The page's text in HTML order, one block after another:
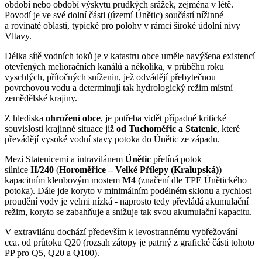
období nebo období výskytu prudkých srážek, zejména v létě.
Povodí je ve své dolní části (území Únětic) součástí nížinné
a rovinaté oblasti, typické pro polohy v rámci široké údolní nivy
Vltavy.
Délka sítě vodních toků je v katastru obce uměle navýšena existencí
otevřených melioračních kanálů a několika, v průběhu roku
vyschlých, přítočných sníženin, jež odvádějí přebytečnou
povrchovou vodu a determinují tak hydrologický režim místní
zemědělské krajiny.
Z hlediska ohrožení obce, je potřeba vidět případné kritické
souvislosti krajinné situace již od Tuchoměřic a Statenic, které
převádějí vysoké vodní stavy potoka do Únětic ze západu.
Mezi Statenicemi a intravilánem Únětic přetíná potok
silnice II/240 (Horoměřice – Velké Přílepy (Kralupská))
kapacitním klenbovým mostem M4 (značení dle TPE Únětického
potoka). Dále jde koryto v minimálním podélném sklonu a rychlost
proudění vody je velmi nízká - naprosto tedy převládá akumulační
režim, koryto se zabahňuje a snižuje tak svou akumulační kapacitu.
V extravilánu dochází především k levostrannému vybřežování
cca. od průtoku Q20 (rozsah zátopy je patrný z grafické části tohoto
PP pro Q5, Q20 a Q100).